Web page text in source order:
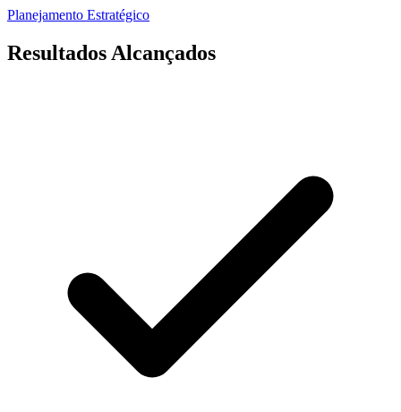
Planejamento Estratégico
Resultados Alcançados